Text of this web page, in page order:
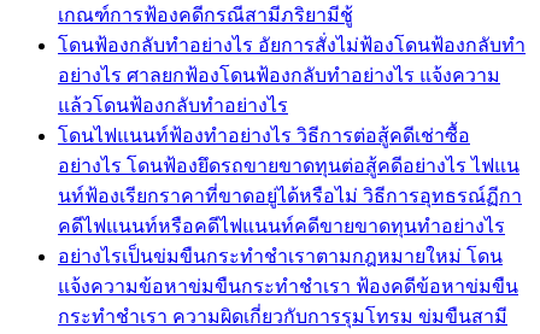
เกณฑ์การฟ้องคดีกรณีสามีภริยามีชู้
โดนฟ้องกลับทำอย่างไร อัยการสั่งไม่ฟ้องโดนฟ้องกลับทำ
อย่างไร ศาลยกฟ้องโดนฟ้องกลับทำอย่างไร แจ้งความ
แล้วโดนฟ้องกลับทำอย่างไร
โดนไฟแนนท์ฟ้องทำอย่างไร วิธีการต่อสู้คดีเช่าซื้อ
อย่างไร โดนฟ้องยึดรถขายขาดทุนต่อสู้คดีอย่างไร ไฟแน
นท์ฟ้องเรียกราคาที่ขาดอยู่ได้หรือไม่ วิธีการอุทธรณ์ฏีกา
คดีไฟแนนท์หรือคดีไฟแนนท์คดีขายขาดทุนทำอย่างไร
อย่างไรเป็นข่มขืนกระทำชำเราตามกฎหมายใหม่ โดน
แจ้งความข้อหาข่มขืนกระทำชำเรา ฟ้องคดีข้อหาข่มขืน
กระทำชำเรา ความผิดเกี่ยวกับการรุมโทรม ข่มขืนสามี